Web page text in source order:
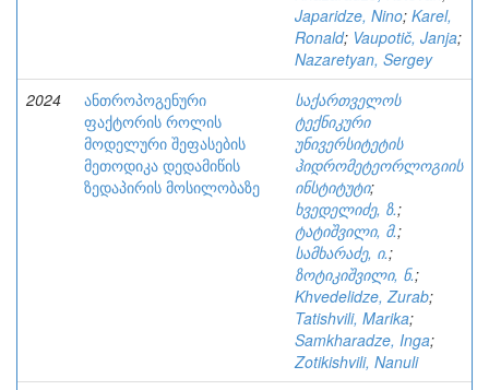
Japaridze, Nino; Karel,
Ronald; Vaupotič, Janja;
Nazaretyan, Sergey
2024
ანთროპოგენური
ფაქტორის როლის
მოდელური შეფასების
მეთოდიკა დედამიწის
ზედაპირის მოსილობაზე
საქართველოს
ტექნიკური
უნივერსიტეტის
ჰიდრომეტეორლოგიის
ინსტიტუტი;
ხვედელიძე, ზ.;
ტატიშვილი, მ.;
სამხარაძე, ი.;
ზოტიკიშვილი, ნ.;
Khvedelidze, Zurab;
Tatishvili, Marika;
Samkharadze, Inga;
Zotikishvili, Nanuli